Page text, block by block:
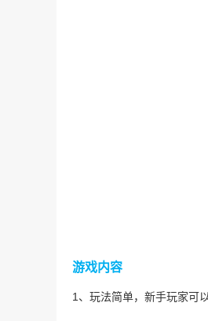
游戏内容
1、玩法简单，新手玩家可